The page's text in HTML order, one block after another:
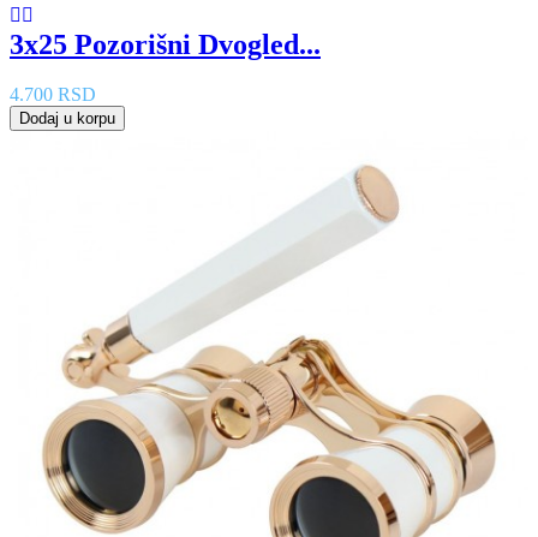
3x25 Pozorišni Dvogled...
4.700 RSD
Dodaj u korpu